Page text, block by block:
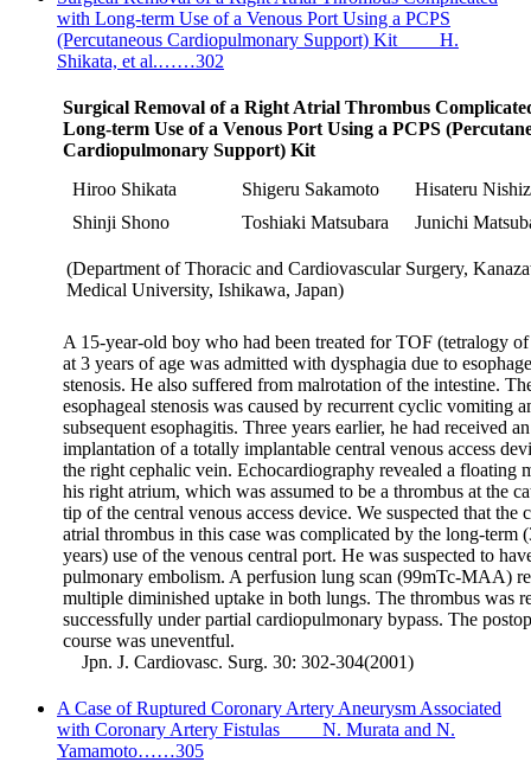
with Long-term Use of a Venous Port Using a PCPS
(Percutaneous Cardiopulmonary Support) Kit H.
Shikata, et al.……302
Surgical Removal of a Right Atrial Thrombus
Long-term Use of a Venous Port Using a PCPS
Cardiopulmonary Support) Kit
(Department of Thoracic and Cardiovascular Surgery,
Medical University, Ishikawa, Japan)
Hiroo Shikata Shigeru Sakamoto
Hisateru
Shinji Shono
Toshiaki Matsubara Junichi
A 15-year-old boy who had been treated for TOF (tetralogy
at 3 years of age was admitted with dysphagia due to
stenosis. He also suffered from malrotation of the intestine.
esophageal stenosis was caused by recurrent cyclic vomiting
subsequent esophagitis. Three years earlier, he had received an
implantation of a totally implantable central venous access
the right cephalic vein. Echocardiography revealed a floating
his right atrium, which was assumed to be a thrombus at the
tip of the central venous access device. We suspected that the
atrial thrombus in this case was complicated by the long-term
years) use of the venous central port. He was suspected to
pulmonary embolism. A perfusion lung scan (99mTc-MAA)
multiple diminished uptake in both lungs. The thrombus was
successfully under partial cardiopulmonary bypass. The
course was uneventful.
Jpn. J. Cardiovasc. Surg. 30: 302-304(2001)
A Case of Ruptured Coronary Artery Aneurysm Associated
with Coronary Artery Fistulas N. Murata and N.
Yamamoto……305